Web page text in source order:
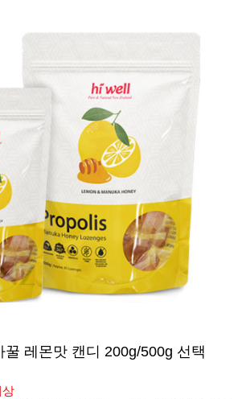
꿀 레몬맛 캔디 200g/500g 선택
상